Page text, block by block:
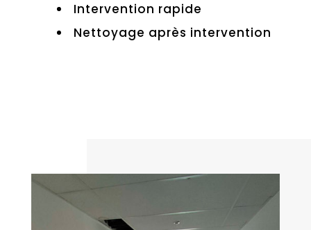
Intervention rapide
Nettoyage après intervention